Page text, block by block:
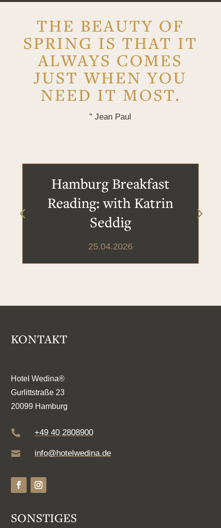
THE BEAUTY OF
SPRING IS THAT IT
ALWAYS COMES
JUST WHEN YOU
NEED IT MOST.
” Jean Paul
Hamburg Breakfast
Reading: with Katrin
Seddig
25.04.2026
KONTAKT
Hotel Wedina®
Gurlittstraße 23
20099 Hamburg
 +49 40 2808900
 info@hotelwedina.de
SONSTIGES